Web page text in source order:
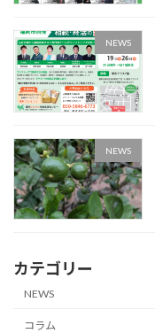
NEWS
NEWS
カテゴリー
NEWS
コラム